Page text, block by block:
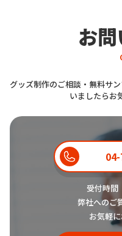
お
グッズ制作のご相談・無料サ
いましたらお
受付時間
弊社へのご
お気軽に